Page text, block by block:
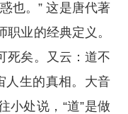
也。” 这是唐代著
业的经典定义。
死矣。又云：道不
人生的真相。大音
小处说，“道”是做